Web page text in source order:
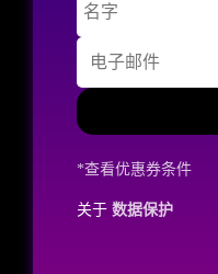
*查看优惠券条件
关于 数据保护